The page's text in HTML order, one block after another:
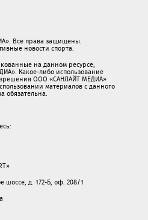
Все права защищены.
новости спорта.
на данном ресурсе,
Какое-либо использование
ООО «САНЛАЙТ МЕДИА»
материалов с данного
обязательна.
шоссе, д. 172-Б, оф. 208/1